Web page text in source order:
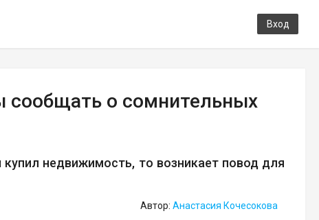
Вход
о сомнительных
недвижимость, то возникает повод для
Автор: Анастасия Кочесокова